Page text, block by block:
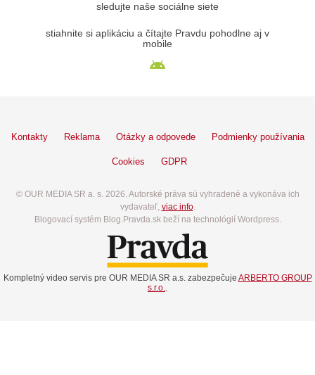
sledujte naše sociálne siete
stiahnite si aplikáciu a čítajte Pravdu pohodlne aj v
mobile
Kontakty Reklama Otázky a odpovede Podmienky používania
Cookies GDPR
© OUR MEDIA SR a. s. 2026. Autorské práva sú vyhradené a vykonáva ich
vydavateľ, viac info.
Blogovací systém Blog.Pravda.sk beží na technológií Wordpress.
Kompletný video servis pre OUR MEDIA SR a.s. zabezpečuje ARBERTO GROUP
s.r.o.